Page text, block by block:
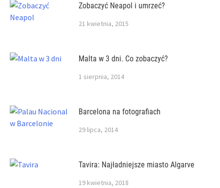
Zobaczyć Neapol i umrzeć?
21 kwietnia, 2015
Malta w 3 dni. Co zobaczyć?
1 sierpnia, 2014
Barcelona na fotografiach
29 lipca, 2014
Tavira: Najładniejsze miasto Algarve
19 kwietnia, 2018